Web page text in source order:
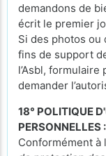
demandons de
écrit le premier
Si des photos ou
fins de support
l’Asbl, formulaire
demander
18° POLITIQUE
PERSONNELLES :
Conformément à